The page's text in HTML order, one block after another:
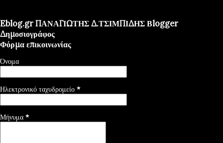
Eblog.gr ΠΑΝΑΓΙΩΤΗΣ Δ.ΤΣΙΜΠΙΔΗΣ Βlogger
Δημοσιογράφος
Φόρμα επικοινωνίας
Όνομα
Ηλεκτρονικό ταχυδρομείο *
Μήνυμα *